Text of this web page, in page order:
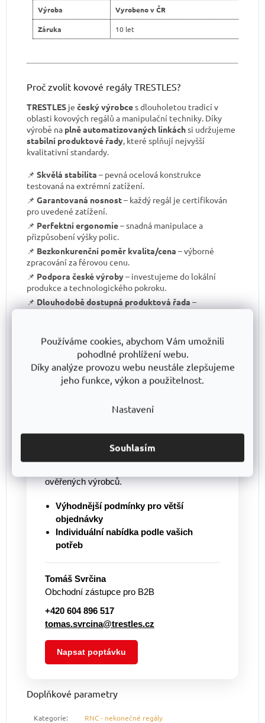
Používáme cookies, abychom Vám umožnili
pohodlné prohlížení webu.
Díky analýze provozu webu neustále zlepšujeme
jeho funkce, výkon a použitelnost.
Nastavení
Souhlasím
Výroba Vyrobeno v ČR
Záruka 10 let
Proč zvolit kovové regály TRESTLES?
TRESTLES je český výrobces dlouholetou tradicí v
oblasti kovových regálů a manipulační techniky. Díky
výrobě na plně automatizovaných linkáchsi udržujeme
stabilní produktové řady, které splňují nejvyšší
kvalitativní standardy.
📌 Skvělá stabilita – pevná ocelová konstrukce
testovaná na extrémní zatížení.
📌 Garantovaná nosnost– každý regál je certifikován
pro uvedené zatížení.
📌 Perfektní ergonomie– snadná manipulace a
přizpůsobení výšky polic.
📌 Bezkonkurenční poměr kvalita/cena – výborné
zpracování za férovou cenu.
📌 Podpora české výroby– investujeme do lokální
produkce a technologického pokroku.
📌 Dlouhodobě dostupná produktová řada –
spolehněte se, že vaše skladové řešení bude
S TRESTLESsi pořizujete nejenspolehlivý regál, ale i
záruku kvality a dlouhodobé dostupnosti produktů
Nakupujete pro firmu nebo
potřebujete větší množství?
Pro větší objednávky vám připravíme
s výběrem vhodného řešení. Nabízíme
ověřených výrobců.
Výhodnější podmínky pro větší
objednávky
Individuální nabídka podle vašich
potřeb
Tomáš Svrčina
Obchodní zástupce pro B2B
+420 604 896 517
tomas.svrcina@trestles.cz
Napsat poptávku
Doplňkové parametry
Kategorie:
RNC - nekonečné regály